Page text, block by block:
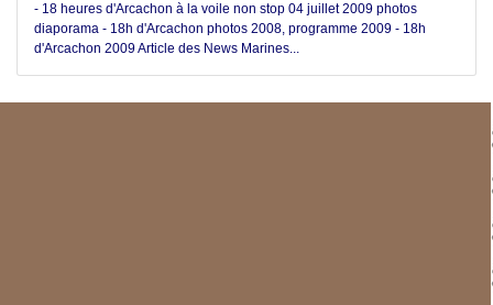
- 18 heures d'Arcachon à la voile non stop 04 juillet 2009 photos
diaporama - 18h d'Arcachon photos 2008, programme 2009 - 18h
d'Arcachon 2009 Article des News Marines...